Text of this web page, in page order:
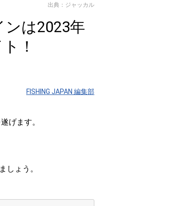
出典：ジャッカル
は2023年
！
FISHING JAPAN 編集部
げます。
しょう。